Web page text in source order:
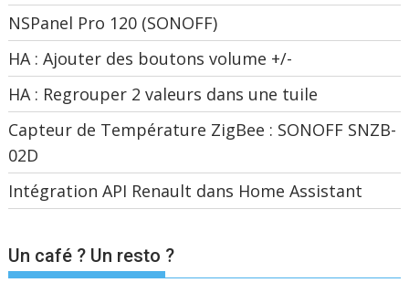
NSPanel Pro 120 (SONOFF)
HA : Ajouter des boutons volume +/-
HA : Regrouper 2 valeurs dans une tuile
Capteur de Température ZigBee : SONOFF SNZB-
02D
Intégration API Renault dans Home Assistant
Un café ? Un resto ?